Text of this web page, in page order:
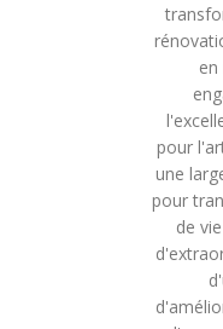
en
pour
une
pour
de